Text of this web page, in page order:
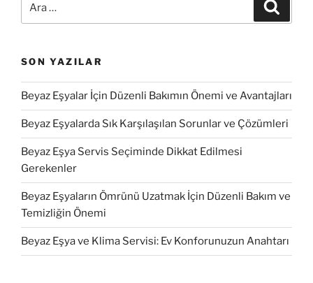
SON YAZILAR
Beyaz Eşyalar İçin Düzenli Bakımın Önemi ve Avantajları
Beyaz Eşyalarda Sık Karşılaşılan Sorunlar ve Çözümleri
Beyaz Eşya Servis Seçiminde Dikkat Edilmesi
Gerekenler
Beyaz Eşyaların Ömrünü Uzatmak İçin Düzenli Bakım ve
Temizliğin Önemi
Beyaz Eşya ve Klima Servisi: Ev Konforunuzun Anahtarı